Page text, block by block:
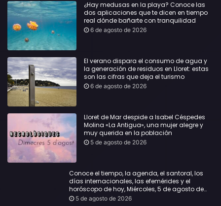
¿Hay medusas en la playa? Conoce las
dos aplicaciones que te dicen en tiempo
real dónde bañarte con tranquilidad
6 de agosto de 2026
El verano dispara el consumo de agua y
la generación de residuos en Lloret: estas
son las cifras que deja el turismo
6 de agosto de 2026
Lloret de Mar despide a Isabel Céspedes
Molina «La Antigua», una mujer alegre y
muy querida en la población
5 de agosto de 2026
Conoce el tiempo, la agenda, el santoral, los
días internacionales, las efemérides y el
horóscopo de hoy, Miércoles, 5 de agosto de
2026:
5 de agosto de 2026